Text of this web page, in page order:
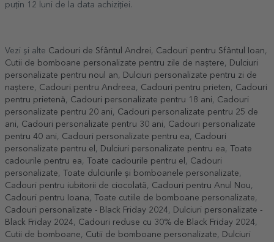
puțin 12 luni de la data achiziției.
Vezi și alte Cadouri de Sfântul Andrei, Cadouri pentru Sfântul Ioan,
Cutii de bomboane personalizate pentru zile de naștere, Dulciuri
personalizate pentru noul an, Dulciuri personalizate pentru zi de
naștere, Cadouri pentru Andreea, Cadouri pentru prieten, Cadouri
pentru prietenă, Cadouri personalizate pentru 18 ani, Cadouri
personalizate pentru 20 ani, Cadouri personalizate pentru 25 de
ani, Cadouri personalizate pentru 30 ani, Cadouri personalizate
pentru 40 ani, Cadouri personalizate pentru ea, Cadouri
personalizate pentru el , Dulciuri personalizate pentru ea,
Toate
cadourile pentru ea, Toate cadourile pentru el , Cadouri
personalizate, Toate dulciurile și bomboanele personalizate,
Cadouri pentru iubitorii de ciocolată, Cadouri pentru Anul Nou,
Cadouri pentru Ioana, Toate cutiile de bomboane personalizate,
Cadouri personalizate - Black Friday 2024, Dulciuri personalizate -
Black Friday 2024, Cadouri reduse cu 30% de Black Friday 2024,
Cutii de bomboane, Cutii de bomboane personalizate, Dulciuri